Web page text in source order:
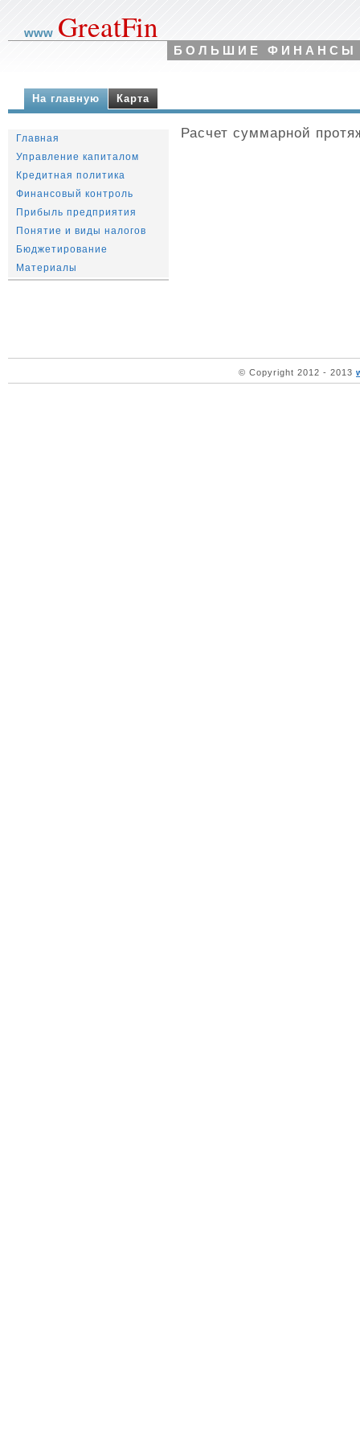
www GreatFin
БОЛЬШИЕ ФИНАНСЫ
На главную Карта
Расчет суммарной
Главная
Управление капиталом
Кредитная политика
Финансовый контроль
Прибыль предприятия
Понятие и виды налогов
Бюджетирование
Материалы
© Copyright 2012 - 2013